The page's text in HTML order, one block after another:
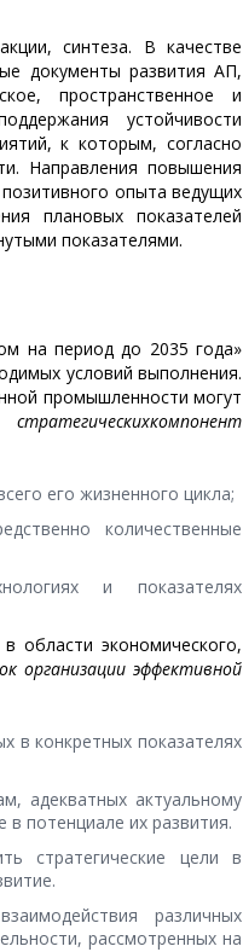
синтеза. В качестве
документы развития АП,
пространственное и
устойчивости
к которым, согласно
Направления повышения
опыта ведущих
плановых показателей
показателями.
на период до 2035 года»
условий выполнения.
промышленности могут
стратегическихкомпонент
его жизненного цикла;
количественные
и показателях
области экономического,
организации эффективной
в конкретных показателях
адекватных актуальному
потенциале их развития.
стратегические цели в
различных
рассмотренных на